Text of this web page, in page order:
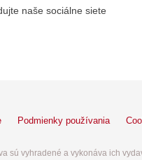
naše sociálne siete
Podmienky používania
sú vyhradené a vykonáva ich